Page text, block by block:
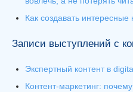
Как создавать интересные
Записи выступлений с
Экспертный контент в
Контент-маркетинг: